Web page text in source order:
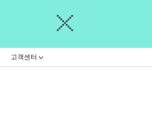
고객센터